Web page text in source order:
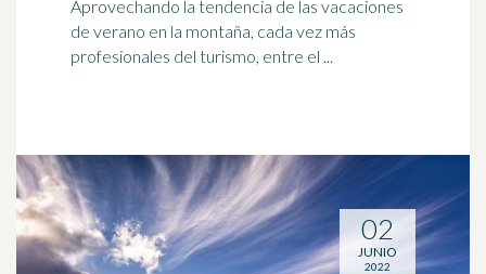
Aprovechando la tendencia de las vacaciones
de verano en la montaña, cada vez más
profesionales del turismo, entre el ...
02
JUNIO
2022